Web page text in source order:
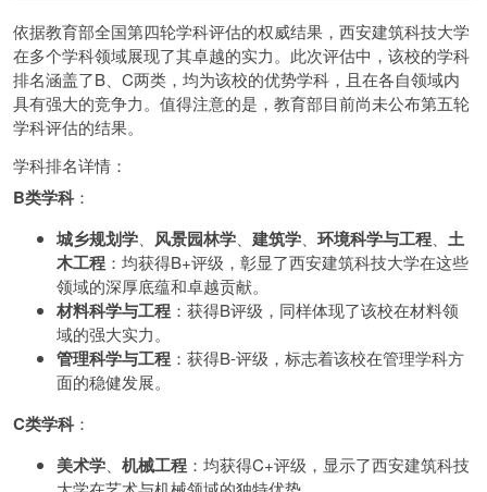
依据教育部全国第四轮学科评估的权威结果，西安建筑科技大学
在多个学科领域展现了其卓越的实力。此次评估中，该校的学科
排名涵盖了B、C两类，均为该校的优势学科，且在各自领域内
具有强大的竞争力。值得注意的是，教育部目前尚未公布第五轮
学科评估的结果。
学科排名详情：
B类学科：
城乡规划学 风景园林学 建筑学 环境科学与工程
土
木工程 ：均获得B+评级，彰显了西安建筑科技大学在这些
领域的深厚底蕴和卓越贡献。
材料科学与工程 ：获得B评级，同样体现了该校在材料领
域的强大实力。
管理科学与工程 ：获得B-评级，标志着该校在管理学科方
面的稳健发展。
C类学科：
美术学 机械工程 ：均获得C+评级，显示了西安建筑科技